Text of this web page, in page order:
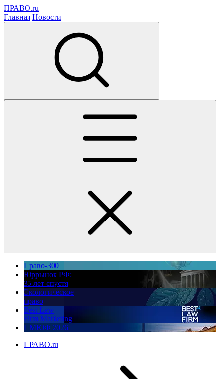
ПРАВО.ru
Главная Новости
Право-300
Юррынок РФ:
35 лет спустя
Экологическое
право
Best Law
Firm Marketing
ПМЮФ 2026
ПРАВО.ru